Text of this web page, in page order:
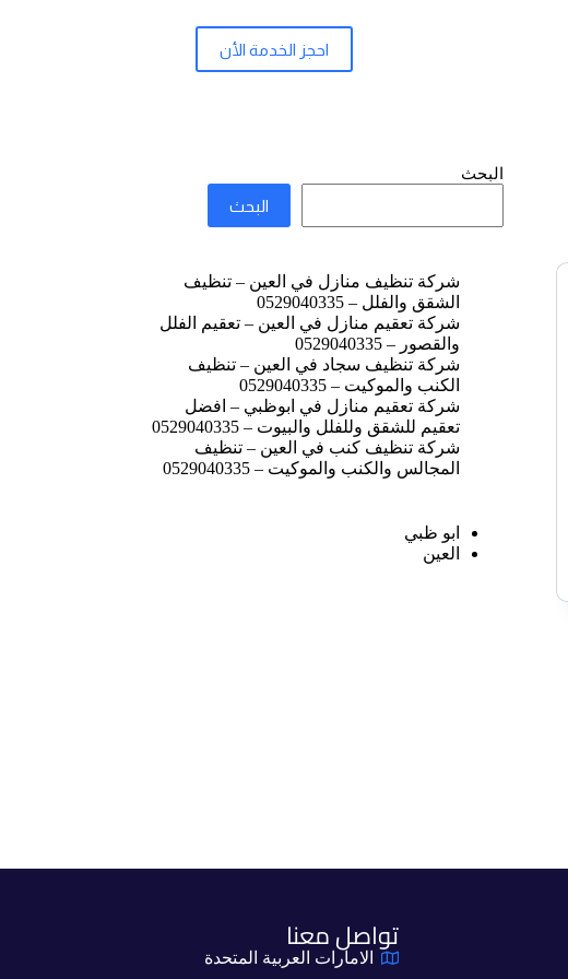
احجز الخدمة الأن
البحث
البحث
شركة تنظيف منازل في العين – تنظيف
الشقق والفلل – 0529040335
شركة تعقيم منازل في العين – تعقيم الفلل
والقصور – 0529040335
شركة تنظيف سجاد في العين – تنظيف
الكنب والموكيت – 0529040335
شركة تعقيم منازل في ابوظبي – افضل
تعقيم للشقق وللفلل والبيوت – 0529040335
شركة تنظيف كنب في العين – تنظيف
المجالس والكنب والموكيت – 0529040335
ابو ظبي
العين
تواصل معنا
الامارات العربية المتحدة